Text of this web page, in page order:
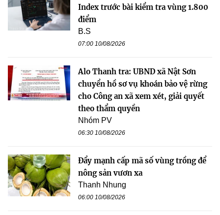
Index trước bài kiểm tra vùng 1.800
điểm
B.S
07:00 10/08/2026
Alo Thanh tra: UBND xã Nật Sơn
chuyển hồ sơ vụ khoán bảo vệ rừng
cho Công an xã xem xét, giải quyết
theo thẩm quyền
Nhóm PV
06:30 10/08/2026
Đẩy mạnh cấp mã số vùng trồng để
nông sản vươn xa
Thanh Nhung
06:00 10/08/2026